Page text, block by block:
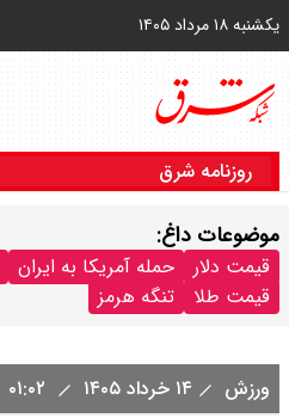
یکشنبه ۱۸ مرداد ۱۴۰۵
روزنامه شرق
موضوعات داغ:
قیمت دلار حمله آمریکا به ایران
قیمت طلا
تنگه هرمز
ورزش ۱۴ خرداد ۱۴۰۵